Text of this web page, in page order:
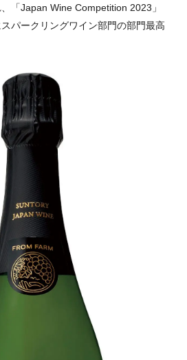
「Japan Wine Competition 2023」
パークリングワイン部門の部門最高